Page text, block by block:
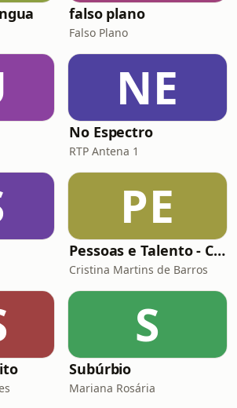
falso plano
Falso Plano
NE
No Espectro
RTP Antena 1
PE
Pessoas e Talento - Conversas inspiradoras sobre gestão de pessoas
Cristina Martins de Barros
S
Subúrbio
Mariana Rosária